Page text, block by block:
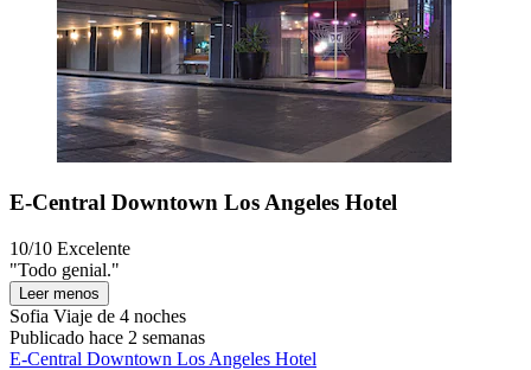
E-Central Downtown Los Angeles Hotel
10/10 Excelente
"Todo genial."
Leer menos
Sofia Viaje de 4 noches
Publicado hace 2 semanas
E-Central Downtown Los Angeles Hotel